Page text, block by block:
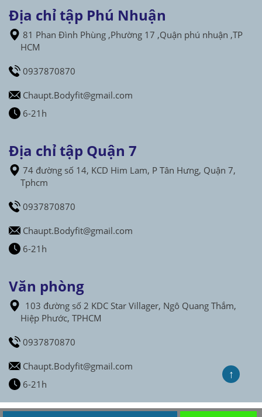
Địa chỉ tập Phú Nhuận
81 Phan Đình Phùng ,Phường 17 ,Quận phú nhuận ,TP
HCM
0937870870
Chaupt.Bodyfit@gmail.com
6-21h
Địa chỉ tập Quận 7
74 đường số 14, KCD Him Lam, P Tân Hưng, Quận 7,
Tphcm
0937870870
Chaupt.Bodyfit@gmail.com
6-21h
Văn phòng
103 đường số 2 KDC Star Villager, Ngô Quang Thắm,
Hiệp Phước, TPHCM
0937870870
Chaupt.Bodyfit@gmail.com
6-21h
↑